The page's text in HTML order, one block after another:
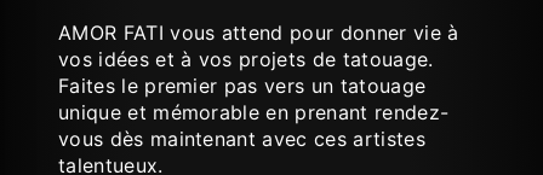
AMOR FATI vous attend pour donner vie à
vos idées et à vos projets de tatouage.
Faites le premier pas vers un tatouage
unique et mémorable en prenant rendez-
vous dès maintenant avec ces artistes
talentueux.